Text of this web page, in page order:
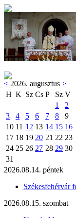
< 2026. augusztus >
H K Sz Cs P Sz V
1
2
3
4 5 6 7 8
9
10 11 12 13 14 15 16
17 18 19 20 21 22 23
24 25 26 27 28 29 30
31
2026.08.14. péntek
Székesfehérvár
2026.08.15. szombat